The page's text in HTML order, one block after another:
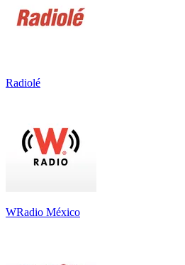
Radiolé
WRadio México